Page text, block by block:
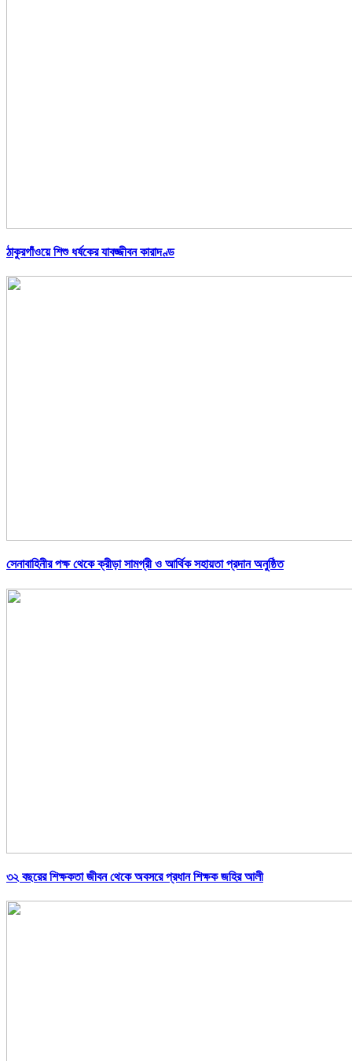
ঠাকুরগাঁওয়ে শিশু ধর্ষকের যাবজ্জীবন কারাদণ্ড
সেনাবাহিনীর পক্ষ থেকে ক্রীড়া সামগ্রী ও আর্থিক সহায়তা প্রদান অনুষ্ঠিত
৩২ বছরের শিক্ষকতা জীবন থেকে অবসরে প্রধান শিক্ষক জহির আলী